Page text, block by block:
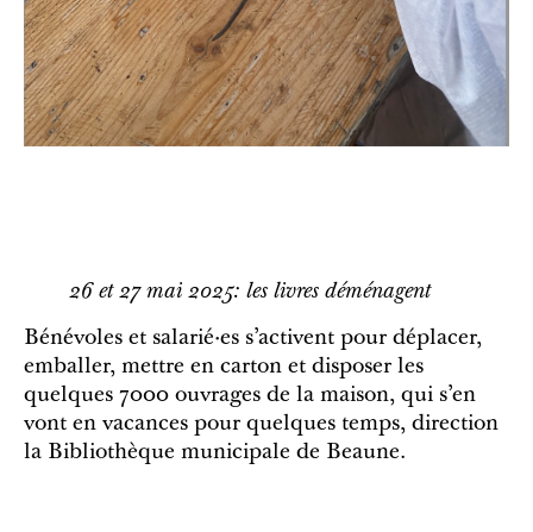
26 et 27 mai 2025: les livres déménagent
Bénévoles et salarié·es s’activent pour déplacer,
emballer, mettre en carton et disposer les
quelques 7000 ouvrages de la maison, qui s’en
vont en vacances pour quelques temps, direction
la Bibliothèque municipale de Beaune.